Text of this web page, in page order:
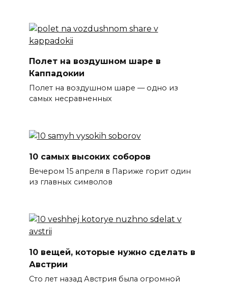
Полет на воздушном шаре в
Каппадокии
Полет на воздушном шаре — одно из
самых несравненных
10 самых высоких соборов
Вечером 15 апреля в Париже горит один
из главных символов
10 вещей, которые нужно сделать в
Австрии
Сто лет назад Австрия была огромной